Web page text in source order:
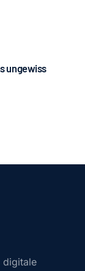
ungewiss
digitale